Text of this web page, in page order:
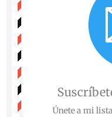
Únete a mi